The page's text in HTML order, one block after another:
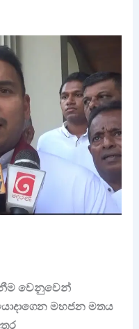
වෙනුවෙන්
මහජන මතය